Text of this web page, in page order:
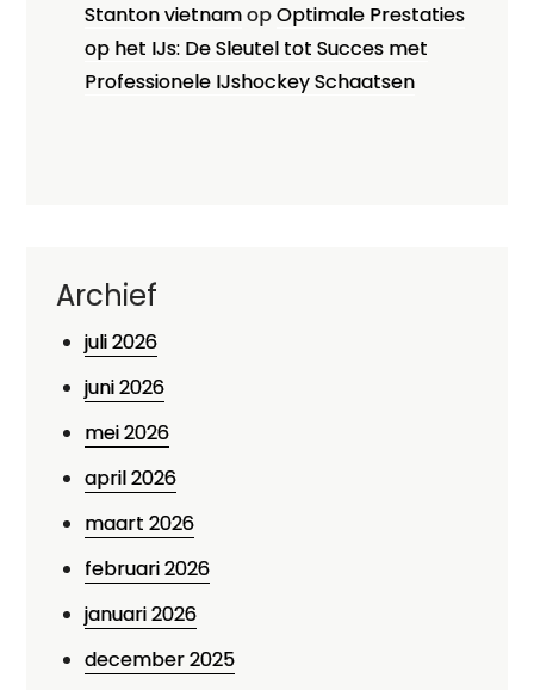
Stanton vietnamopOptimale Prestaties
op het IJs: De Sleutel tot Succes met
Professionele IJshockey Schaatsen
Archief
juli 2026
juni 2026
mei 2026
april 2026
maart 2026
februari 2026
januari 2026
december 2025